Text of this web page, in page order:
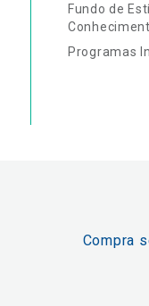
Fundo de
Programas
Compra